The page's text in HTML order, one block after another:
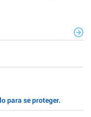
para se proteger.